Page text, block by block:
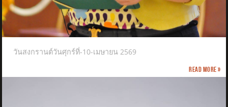
วันสงกรานต์วันศุกร์ที่-10-เมษายน 2569
Read more »